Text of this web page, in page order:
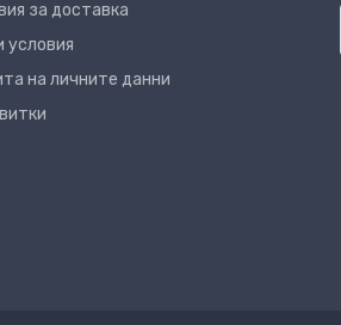
за доставка
условия
на личните данни